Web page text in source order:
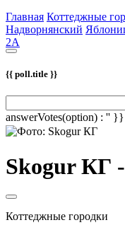
Главная Коттеджные
Надворнянский
2А
{{ poll.title }}
answerVotes(option) : '' }}
Skogur КГ
Коттеджные городки